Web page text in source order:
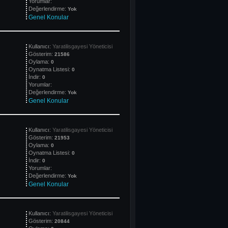
Değerlendirme: Yok
Genel Konular
Kullanıcı: Yaratilisgayesi Yöneticisi
Gösterim: 21586
Oylama: 0
Oynatma Listesi: 0
İndir: 0
Yorumlar:
Değerlendirme: Yok
Genel Konular
Kullanıcı: Yaratilisgayesi Yöneticisi
Gösterim: 21953
Oylama: 0
Oynatma Listesi: 0
İndir: 0
Yorumlar:
Değerlendirme: Yok
Genel Konular
Kullanıcı: Yaratilisgayesi Yöneticisi
Gösterim: 20844